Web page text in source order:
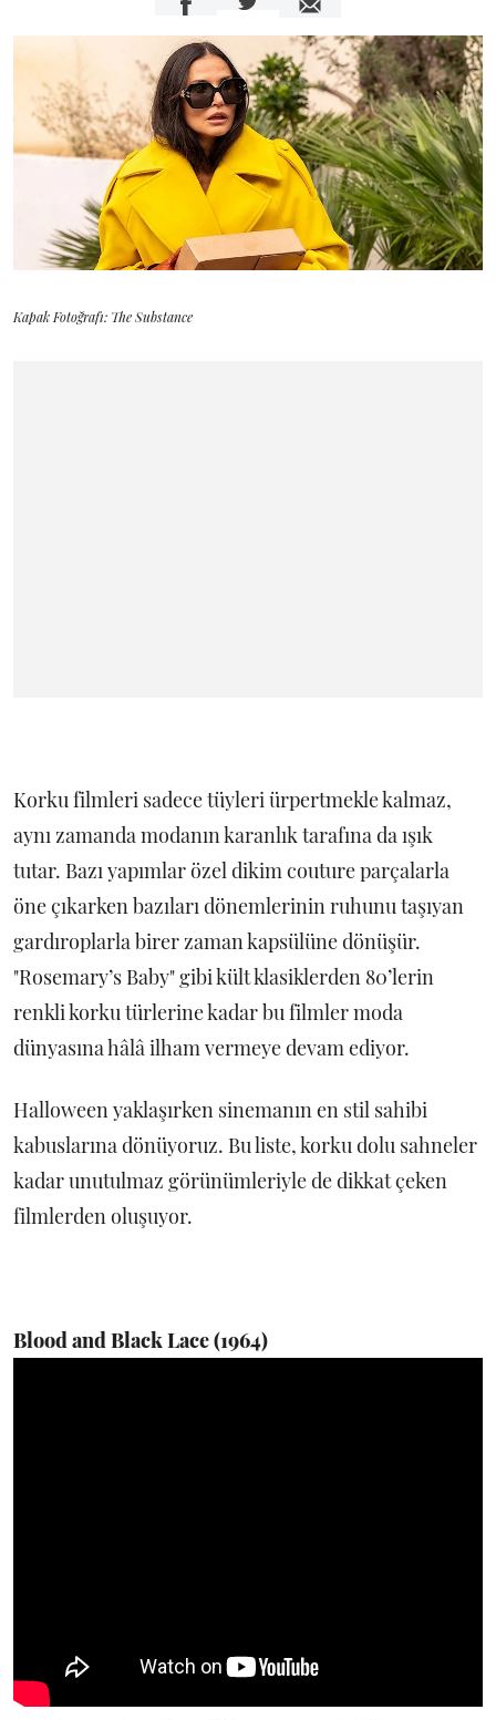
Kapak Fotoğrafı: The Substance
Korku filmleri sadece tüyleri ürpertmekle kalmaz,
aynı zamanda modanın karanlık tarafına da ışık
tutar. Bazı yapımlar özel dikim couture parçalarla
öne çıkarken bazıları dönemlerinin ruhunu taşıyan
gardıroplarla birer zaman kapsülüne dönüşür.
"Rosemary’s Baby" gibi kült klasiklerden 80’lerin
renkli korku türlerine kadar bu filmler moda
dünyasına hâlâ ilham vermeye devam ediyor.
Halloween yaklaşırken sinemanın en stil sahibi
kabuslarına dönüyoruz. Bu liste, korku dolu sahneler
kadar unutulmaz görünümleriyle de dikkat çeken
filmlerden oluşuyor.
Blood and Black Lace (1964)